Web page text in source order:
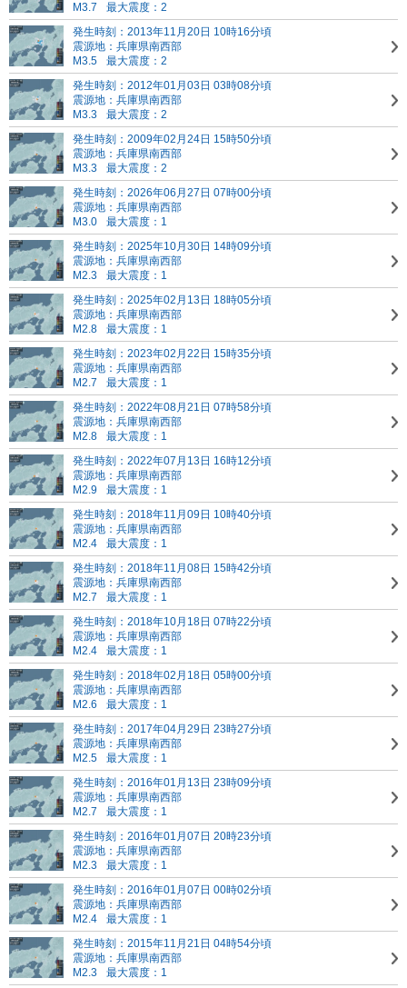
M3.7
最大震度：2
発生時刻：2013年11月20日 10時16分頃
震源地：兵庫県南西部
M3.5
最大震度：2
発生時刻：2012年01月03日 03時08分頃
震源地：兵庫県南西部
M3.3
最大震度：2
発生時刻：2009年02月24日 15時50分頃
震源地：兵庫県南西部
M3.3
最大震度：2
発生時刻：2026年06月27日 07時00分頃
震源地：兵庫県南西部
M3.0
最大震度：1
発生時刻：2025年10月30日 14時09分頃
震源地：兵庫県南西部
M2.3
最大震度：1
発生時刻：2025年02月13日 18時05分頃
震源地：兵庫県南西部
M2.8
最大震度：1
発生時刻：2023年02月22日 15時35分頃
震源地：兵庫県南西部
M2.7
最大震度：1
発生時刻：2022年08月21日 07時58分頃
震源地：兵庫県南西部
M2.8
最大震度：1
発生時刻：2022年07月13日 16時12分頃
震源地：兵庫県南西部
M2.9
最大震度：1
発生時刻：2018年11月09日 10時40分頃
震源地：兵庫県南西部
M2.4
最大震度：1
発生時刻：2018年11月08日 15時42分頃
震源地：兵庫県南西部
M2.7
最大震度：1
発生時刻：2018年10月18日 07時22分頃
震源地：兵庫県南西部
M2.4
最大震度：1
発生時刻：2018年02月18日 05時00分頃
震源地：兵庫県南西部
M2.6
最大震度：1
発生時刻：2017年04月29日 23時27分頃
震源地：兵庫県南西部
M2.5
最大震度：1
発生時刻：2016年01月13日 23時09分頃
震源地：兵庫県南西部
M2.7
最大震度：1
発生時刻：2016年01月07日 20時23分頃
震源地：兵庫県南西部
M2.3
最大震度：1
発生時刻：2016年01月07日 00時02分頃
震源地：兵庫県南西部
M2.4
最大震度：1
発生時刻：2015年11月21日 04時54分頃
震源地：兵庫県南西部
M2.3
最大震度：1